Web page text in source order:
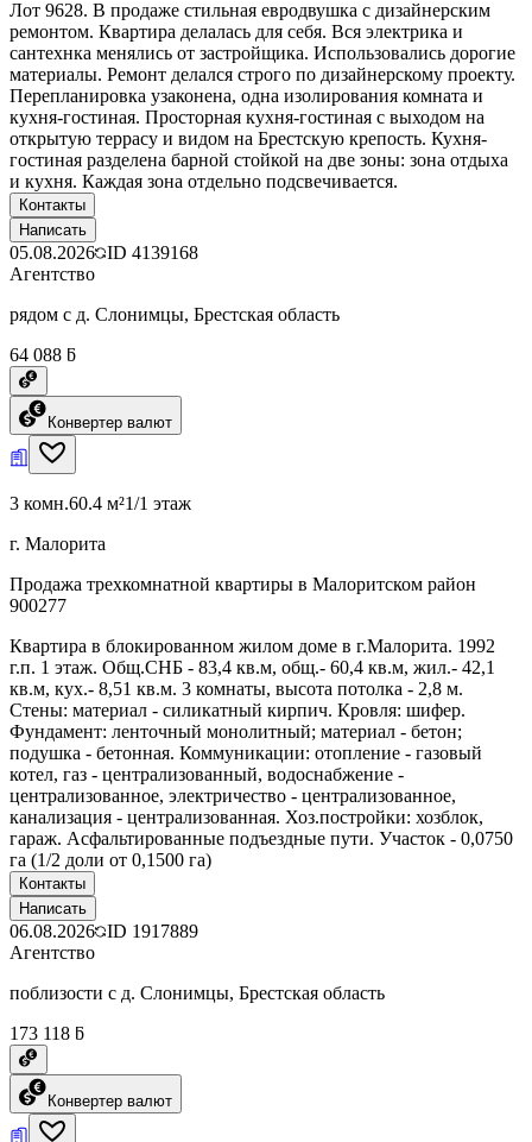
Лот 9628. В продаже стильная евродвушка с дизайнерским
ремонтом. Квартира делалась для себя. Вся электрика и
сантехнка менялись от застройщика. Использовались дорогие
материалы. Ремонт делался строго по дизайнерскому проекту.
Перепланировка узаконена, одна изолирования комната и
кухня-гостиная. Просторная кухня-гостиная с выходом на
открытую террасу и видом на Брестскую крепость. Кухня-
гостиная разделена барной стойкой на две зоны: зона отдыха
и кухня. Каждая зона отдельно подсвечивается.
Контакты
Написать
05.08.2026 ID 4139168
Агентство
рядом с д. Слонимцы, Брестская область
64 088 ƃ
Конвертер валют
3 комн.60.4 м²1/1 этаж
г. Малорита
Продажа трехкомнатной квартиры в Малоритском район
900277
Квартира в блокированном жилом доме в г.Малорита. 1992
г.п. 1 этаж. Общ.СНБ - 83,4 кв.м, общ.- 60,4 кв.м, жил.- 42,1
кв.м, кух.- 8,51 кв.м. 3 комнаты, высота потолка - 2,8 м.
Стены: материал - силикатный кирпич. Кровля: шифер.
Фундамент: ленточный монолитный; материал - бетон;
подушка - бетонная. Коммуникации: отопление - газовый
котел, газ - централизованный, водоснабжение -
централизованное, электричество - централизованное,
канализация - централизованная. Хоз.постройки: хозблок,
гараж. Асфальтированные подъездные пути. Участок - 0,0750
га (1/2 доли от 0,1500 га)
Контакты
Написать
06.08.2026 ID 1917889
Агентство
поблизости с д. Слонимцы, Брестская область
173 118 ƃ
Конвертер валют